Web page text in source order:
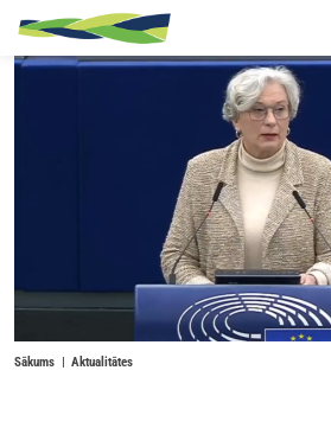
Skip to main content
Sākums Aktualitātes